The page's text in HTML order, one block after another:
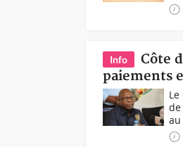
Info
Côte
paiements
de
au